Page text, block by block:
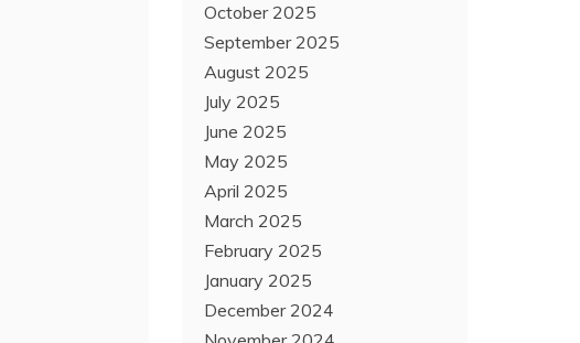
October 2025
September 2025
August 2025
July 2025
June 2025
May 2025
April 2025
March 2025
February 2025
January 2025
December 2024